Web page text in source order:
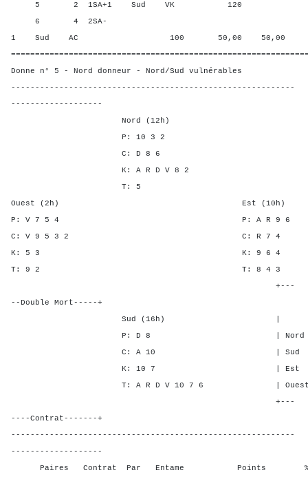
5 2 1SA+1 Sud VK 120
6 4 2SA-
1 Sud AC 100 50,00 50,00
Donne n° 5 - Nord donneur - Nord/Sud vulnérables
-----------------------------------------------------------
-------------------
Nord (12h)
P: 10 3 2
C: D 8 6
K: A R D V 8 2
T: 5
Ouest (2h) Est (10h)
P: V 7 5 4 P: A R
C: V 9 5 3 2 C: R
K: 5 3 K: 9
T: 9 2 T: 8
+---
--Double Mort-----+
Sud (16h) | SA P
P: D 8 | Nord 3 1
C: A 10 | Sud 3 1
K: 10 7 | Est - -
T: A R D V 10 7 6 | Ouest
+---
----Contrat-------+
-----------------------------------------------------------
-------------------
Paires Contrat Par Entame Points %